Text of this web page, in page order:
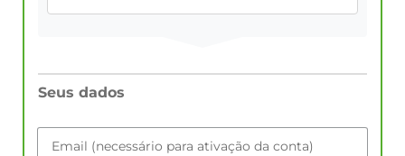
Seus dados
Email (necessário para ativação da conta)